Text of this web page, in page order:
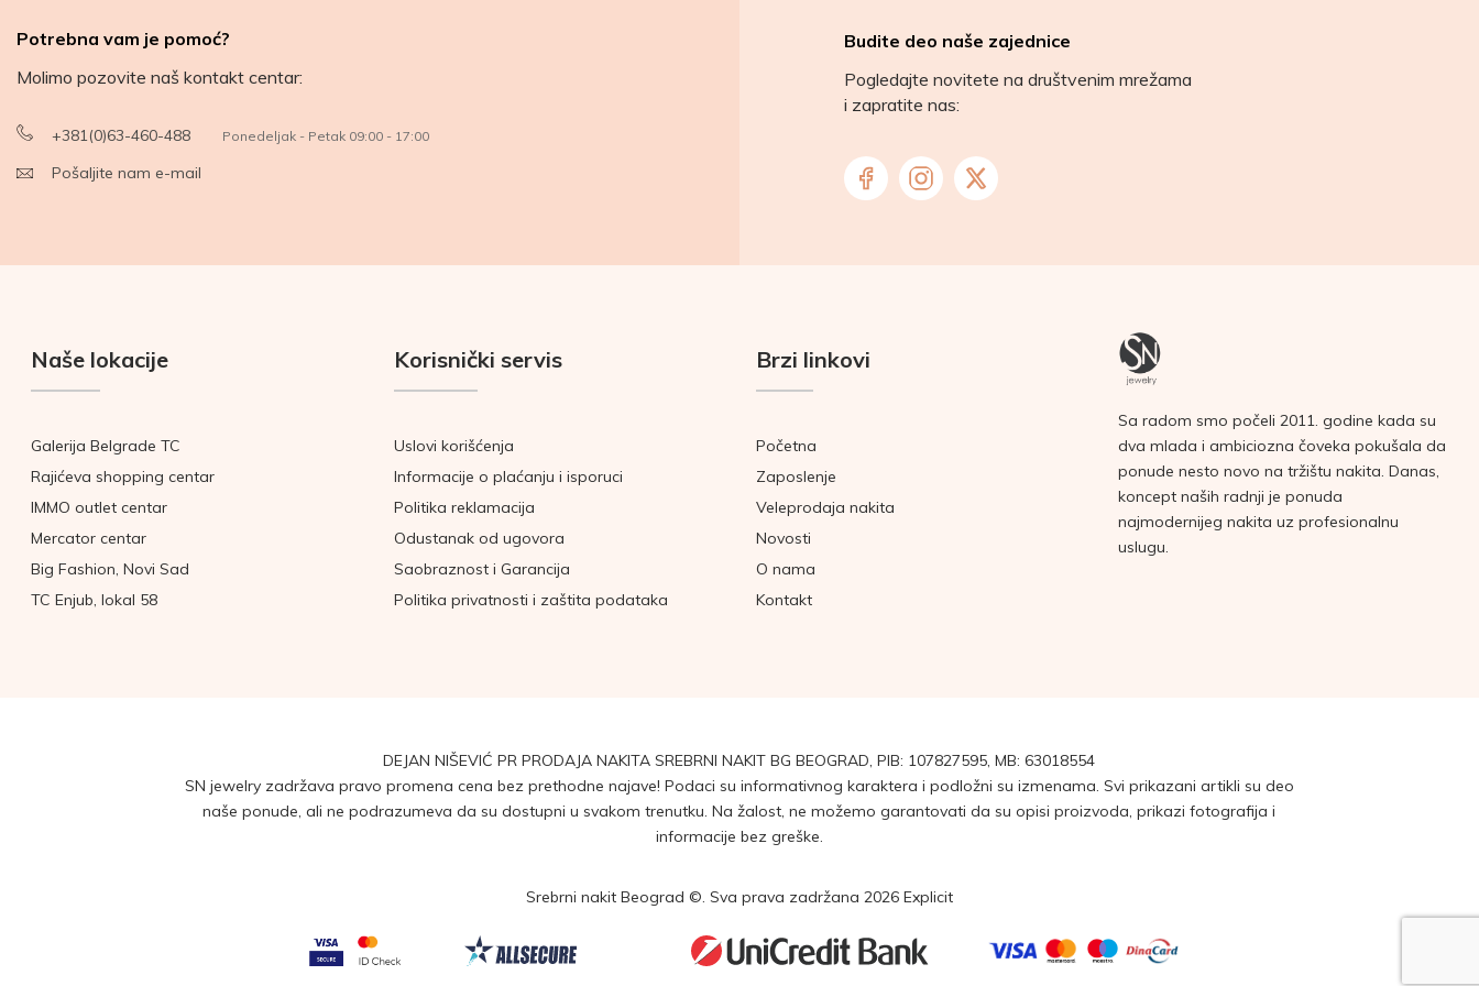
Potrebna vam je pomoć?
Molimo pozovite naš kontakt centar:
+381(0)63-460-488 Ponedeljak - Petak 09:00 - 17:00
Pošaljite nam e-mail
Budite deo naše zajednice
Pogledajte novitete na društvenim mrežama
i zapratite nas:
Naše lokacije
Galerija Belgrade TC
Rajićeva shopping centar
IMMO outlet centar
Mercator centar
Big Fashion, Novi Sad
TC Enjub, lokal 58
Korisnički servis
Uslovi korišćenja
Informacije o plaćanju i isporuci
Politika reklamacija
Odustanak od ugovora
Saobraznost i Garancija
Politika privatnosti i zaštita podataka
Brzi linkovi
Početna
Zaposlenje
Veleprodaja nakita
Novosti
O nama
Kontakt
Sa radom smo počeli 2011. godine kada su
dva mlada i ambiciozna čoveka pokušala da
ponude nesto novo na tržištu nakita. Danas,
koncept naših radnji je ponuda
najmodernijeg nakita uz profesionalnu
uslugu.
DEJAN NIŠEVIĆ PR PRODAJA NAKITA SREBRNI NAKIT BG BEOGRAD, PIB: 107827595, MB: 63018554
SN jewelry zadržava pravo promena cena bez prethodne najave! Podaci su informativnog karaktera i podložni su izmenama. Svi prikazani artikli su deo
naše ponude, ali ne podrazumeva da su dostupni u svakom trenutku. Na žalost, ne možemo garantovati da su opisi proizvoda, prikazi fotografija i
informacije bez greške.
Srebrni nakit Beograd ©. Sva prava zadržana 2026 Explicit